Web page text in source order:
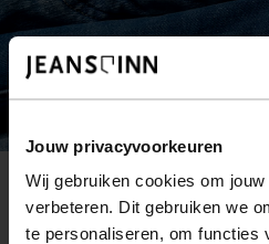
Jouw privacyvoorkeuren
Wij gebruiken cookies om
verbeteren. Dit gebruiken we
te personaliseren, om functies
NIEUWSBRIEF